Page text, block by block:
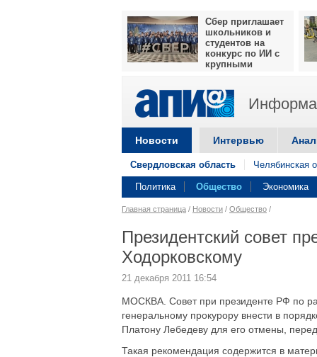
Сбер приглашает
школьников и
студентов на
конкурс по ИИ с
крупными
Новости Интервью
Свердловская область Челябинская
Политика Общество Экономика
Главная страница / Новости / Общество /
Президентский совет
Ходорковскому
21 декабря 2011 16:54
МОСКВА. Совет при президенте РФ по
генеральному прокурору внести в
Платону Лебедеву для его отмены,
Такая рекомендация содержится в